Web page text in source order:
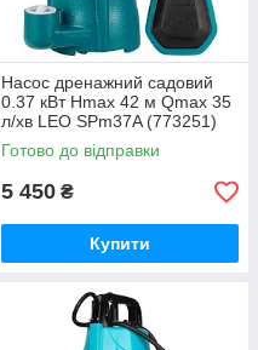
Насос дренажний садовий
0.37 кВт Hmax 42 м Qmax 35
л/хв LEO SPm37A (773251)
Готово до відправки
5 450 ₴
Купити